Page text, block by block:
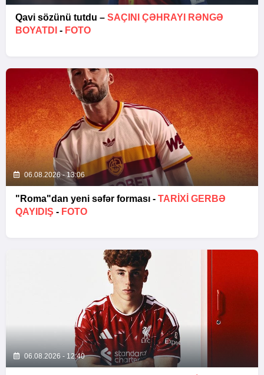
Qavi sözünü tutdu – SAÇINI ÇƏHRAYI RƏNGƏ
BOYATDI - FOTO
06.08.2026 - 13:06
"Roma"dan yeni səfər forması - TARIXI GERBƏ
QAYIDIŞ - FOTO
06.08.2026 - 12:40